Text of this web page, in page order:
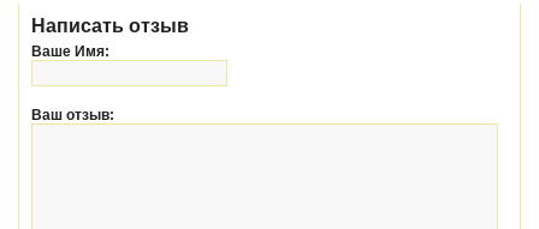
Написать отзыв
Ваше Имя:
Ваш отзыв: